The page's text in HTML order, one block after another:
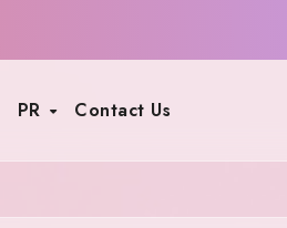
PR Contact Us